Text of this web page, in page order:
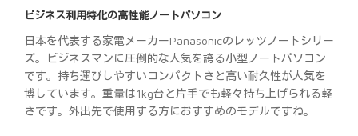
ビジネス利用特化の高性能ノートパソコン
日本を代表する家電メーカーPanasonicのレッツノートシリー
ズ。ビジネスマンに圧倒的な人気を誇る小型ノートパソコン
です。持ち運びしやすいコンパクトさと高い耐久性が人気を
博しています。重量は1kg台と片手でも軽々持ち上げられる軽
さです。外出先で使用する方におすすめのモデルですね。